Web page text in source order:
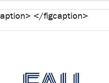
</figcaption>